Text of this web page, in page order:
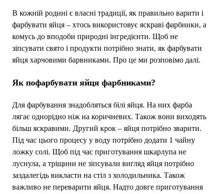
В кожній родині є власні традиції, як правильно варити і
фарбувати яйця – хтось використовує яскраві фарбники, а
комусь до вподоби природні інгредієнти. Щоб не
зіпсувати свято і продукти потрібно знати, як фарбувати
яйця харчовими барвниками. Про це ми розповімо далі.
Як пофарбувати яйця фарбниками?
Для фарбування знадобляться білі яйця. На них фарба
лягає однорідно ніж на коричневих. Також вони виходять
більш яскравими. Другий крок – яйця потрібно зварити.
Під час цього процесу у воду потрібно додати 1 чайну
ложку солі. Щоб під час приготування шкарлупа не
луснула, а тріщини не зіпсували вигляд яйця потрібно
заздалегідь викласти на стіл з холодильника. Також
важливо не переварити яйця. Надто довге приготування